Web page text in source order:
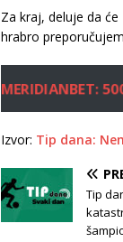
Za kraj, deluje da
hrabro
MERIDIANBET:
Izvor: Tip dana:
Tip